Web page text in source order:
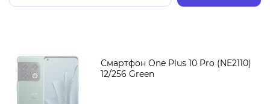
Смартфон One Plus 10 Pro (NE2110)
12/256 Green